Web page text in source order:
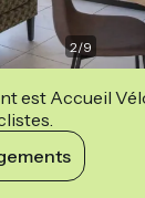
2/9
est Accueil